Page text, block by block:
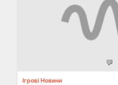
💬
Ігрові Новини